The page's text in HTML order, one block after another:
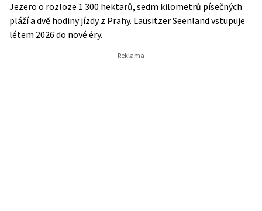
Jezero o rozloze 1 300 hektarů, sedm kilometrů písečných
pláží a dvě hodiny jízdy z Prahy. Lausitzer Seenland vstupuje
létem 2026 do nové éry.